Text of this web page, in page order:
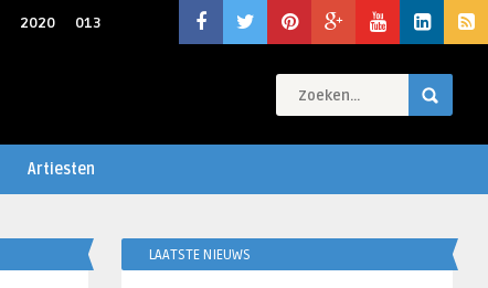
2020 013
Artiesten
LAATSTE NIEUWS